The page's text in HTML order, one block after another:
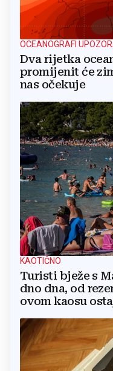
OCEANOGRAFI
Dva rijetka
promijenit će
nas očekuje
KAOTIČNO
Turisti bježe s
dno dna, od
ovom kaosu